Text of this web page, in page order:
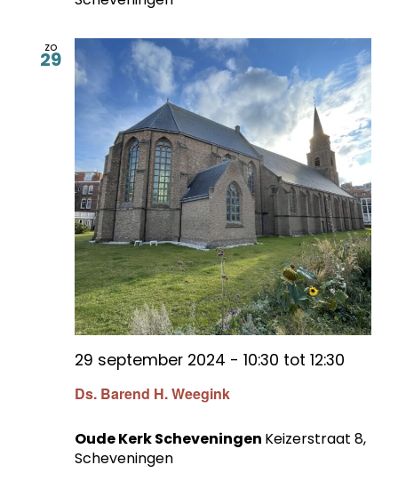
zo
29
Ds. Barend H. Weegink
29 september 2024 - 10:30 tot 12:30
Oude Kerk Scheveningen Keizerstraat 8,
Scheveningen